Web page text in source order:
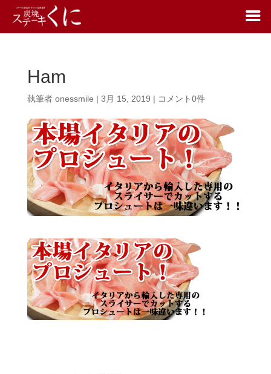
Ham
執筆者 onessmile | 3月 15, 2019 | コメント0件